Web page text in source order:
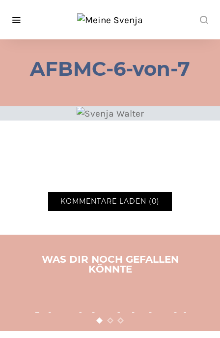
AFBMC-6-von-7
KOMMENTARE LADEN (0)
WAS DIR NOCH GEFALLEN
KÖNNTE
Adventsbasteln leicht
gemacht